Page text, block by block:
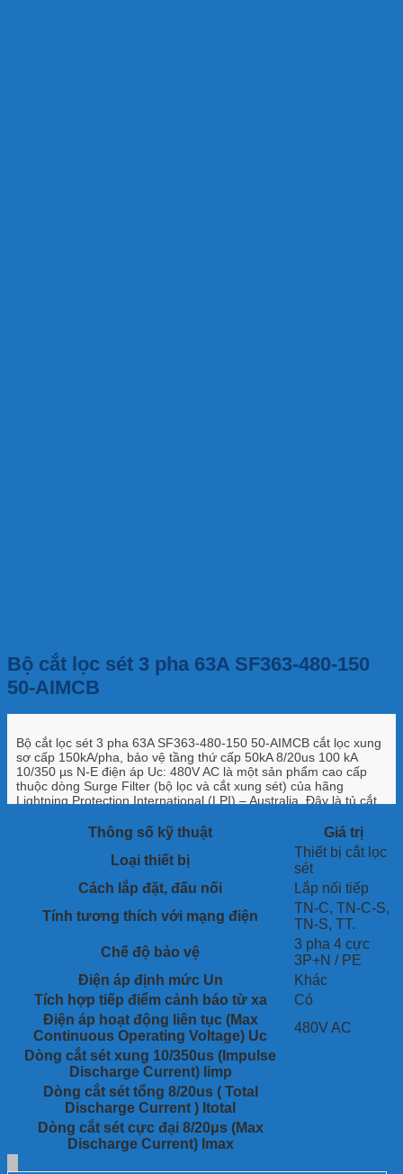
Bộ cắt lọc sét 3 pha 63A SF363-480-150
50-AIMCB
Bộ cắt lọc sét 3 pha 63A SF363-480-150 50-AIMCB cắt lọc xung
sơ cấp 150kA/pha, bảo vệ tầng thứ cấp 50kA 8/20us 100 kA
10/350 µs N-E điện áp Uc: 480V AC là một sản phẩm cao cấp
thuộc dòng Surge Filter (bộ lọc và cắt xung sét) của hãng
Lightning Protection International (LPI) – Australia. Đây là tủ cắt
chuyên biệt để bảo vệ các thiết bị điện nhạy cảm khỏi xung sét
lan truyền, quá điện áp, nhiễu cao tần và các xung đột biến từ
đường nguồn điện.
Thông số kỹ thuật
Giá trị
Loại thiết bị
Thiết bị cắt lọc
sét
Cách lắp đặt, đấu nối
Lắp nối tiếp
Tính tương thích với mạng điện
TN-C, TN-C-S,
TN-S, TT.
Chế độ bảo vệ
3 pha 4 cực
3P+N / PE
Điện áp định mức Un
Khác
Tích hợp tiếp điểm cảnh báo từ xa
Có
Điện áp hoạt động liên tục (Max
Continuous Operating Voltage) Uc
480V AC
Dòng cắt sét xung 10/350us (Impulse
Discharge Current) Iimp
Dòng cắt sét tổng 8/20us ( Total
Discharge Current ) Itotal
Dòng cắt sét cực đại 8/20μs (Max
Discharge Current) Imax